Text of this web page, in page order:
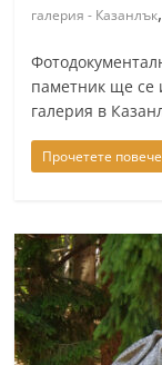
галерия - Казанлък,
паметник ще се
галерия в
Прочетете повече